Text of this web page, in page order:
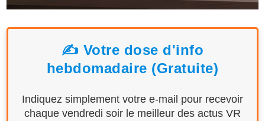
✍️ Votre dose d'info
hebdomadaire (Gratuite)
Indiquez simplement votre e-mail pour recevoir
chaque vendredi soir le meilleur des actus VR